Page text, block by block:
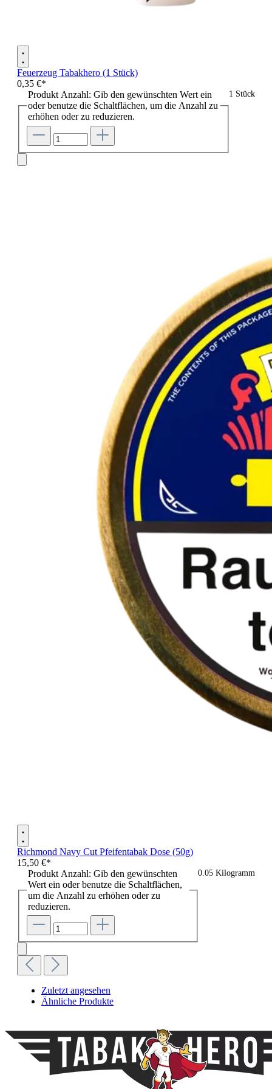
Feuerzeug Tabakhero (1 Stück)
0,35 €*
1 Stück
Produkt Anzahl: Gib den gewünschten Wert ein
oder benutze die Schaltflächen, um die Anzahl zu
erhöhen oder zu reduzieren.
Richmond Navy Cut Pfeifentabak Dose (50g)
15,50 €*
0.05 Kilogramm
Produkt Anzahl: Gib den gewünschten
Wert ein oder benutze die Schaltflächen,
um die Anzahl zu erhöhen oder zu
reduzieren.
Zuletzt angesehen
Ähnliche Produkte